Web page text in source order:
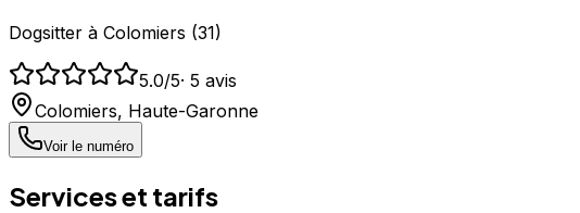
Dogsitter à Colomiers (31)
5.0/5· 5 avis
Colomiers, Haute-Garonne
Voir le numéro
Services et tarifs